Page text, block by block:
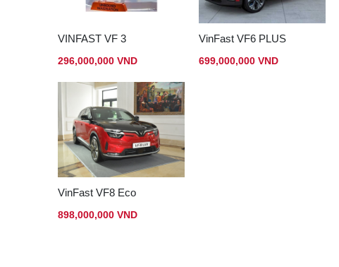
VINFAST VF 3
296,000,000 VND
VinFast VF6 PLUS
699,000,000 VND
VinFast VF8 Eco
898,000,000 VND